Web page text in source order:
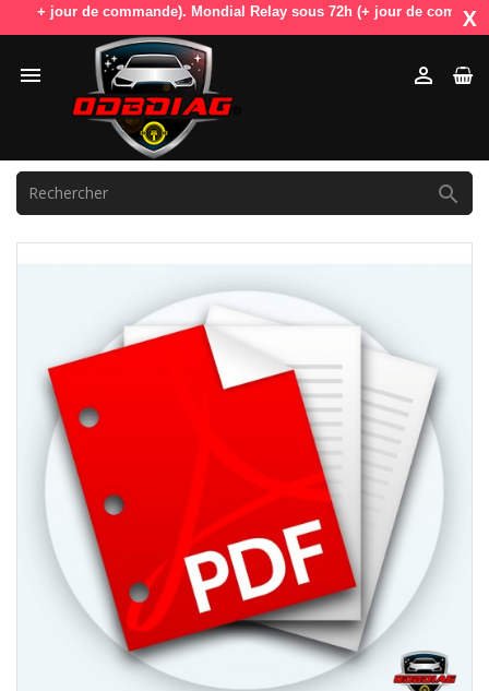
jour de commande). Mondial Relay sous 72h (+ jour de X
 
